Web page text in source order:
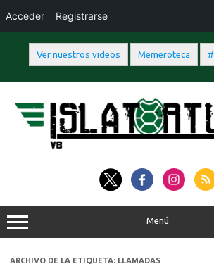
Ver nuestros videos Memeroteca
Acceder Registrarse
contenido
Menú
ARCHIVO DE LA ETIQUETA: LLAMADAS